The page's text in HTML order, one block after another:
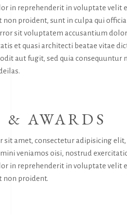
in reprehenderit in voluptate velit
non proident, sunt in culpa qui
sit voluptatem accusantium
et quasi architecti beatae vitae
aut fugit, sed quia consequuntur
AWARDS
sit amet, consectetur adipisicing
veniamos oisi, nostrud
in reprehenderit in voluptate velit
non proident.